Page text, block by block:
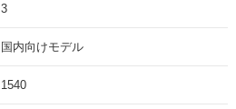
3
国内向けモデル
1540